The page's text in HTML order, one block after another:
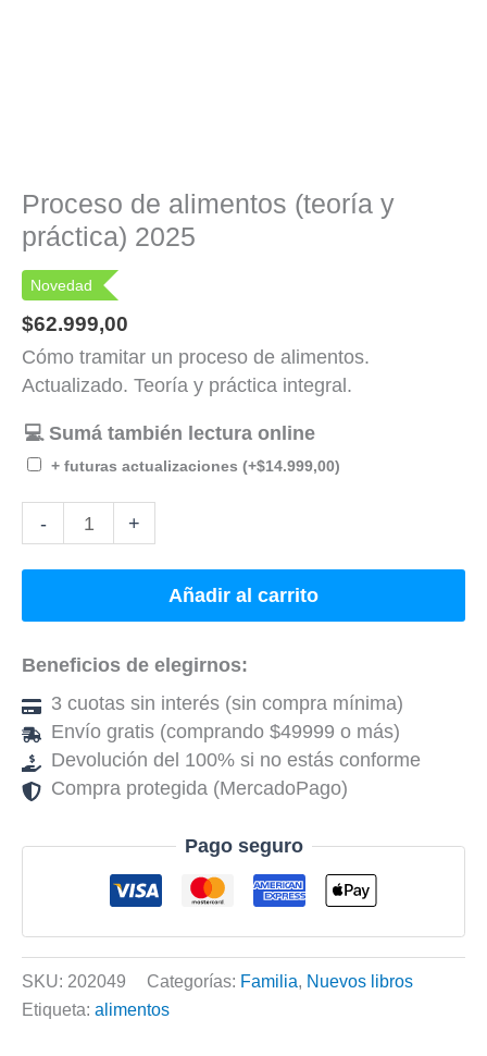
Proceso de alimentos (teoría y
práctica) 2025
Novedad
$62.999,00
Cómo tramitar un proceso de alimentos.
Actualizado. Teoría y práctica integral.
💻 Sumá también lectura online
+ futuras actualizaciones (+$14.999,00)
- +
Añadir al carrito
Beneficios de elegirnos:
3 cuotas sin interés (sin compra mínima)
Envío gratis (comprando $49999 o más)
Devolución del 100% si no estás conforme
Compra protegida (MercadoPago)
Pago seguro
SKU: 202049 Categorías: Familia, Nuevos libros
Etiqueta: alimentos